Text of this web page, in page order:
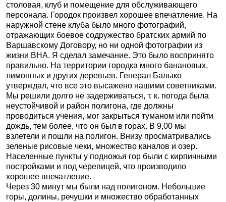
столовая, клуб и помещение для обслуживающего
персонала. Городок произвел хорошее впечатление. На
наружной стене клуба было много фотографий,
отражающих боевое содружество братских армий по
Варшавскому Договору, но ни одной фотографии из
жизни ВНА. Я сделал замечание. Это было воспринято
правильно. На территории городка много банановых,
лимонных и других деревьев. Генерал Балыко
утверждал, что все это высажено нашими советниками.
Мы решили долго не задерживаться, т. к. погода была
неустойчивой и район полигона, где должны
проводиться учения, мог закрыться туманом или пойти
дождь, тем более, что он был в горах. В 9,00 мы
взлетели и пошли на полигон. Внизу просматривались
зеленые рисовые чеки, множество каналов и озер.
Населенные пункты у подножья гор были с кирпичными
постройками и под черепицей, что производило
хорошее впечатление.
Через 30 минут мы были над полигоном. Небольшие
горы, долины, речушки и множество обработанных